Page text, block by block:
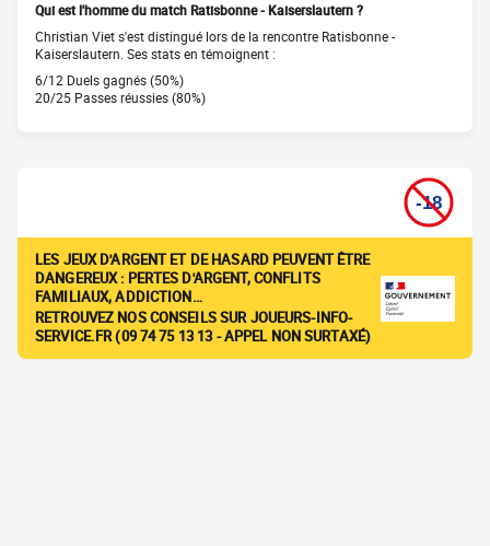
Qui est l'homme du match Ratisbonne - Kaiserslautern ?
Christian Viet s'est distingué lors de la rencontre Ratisbonne -
Kaiserslautern. Ses stats en témoignent :
6/12 Duels gagnés (50%)
20/25 Passes réussies (80%)
LES JEUX D'ARGENT ET DE HASARD PEUVENT ÊTRE
DANGEREUX : PERTES D'ARGENT, CONFLITS
FAMILIAUX, ADDICTION…
RETROUVEZ NOS CONSEILS SUR JOUEURS-INFO-
SERVICE.FR (09 74 75 13 13 - APPEL NON SURTAXÉ)